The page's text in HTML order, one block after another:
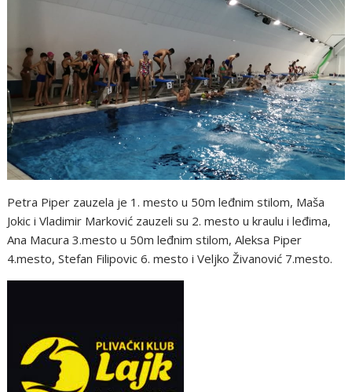
Petra Piper zauzela je 1. mesto u 50m leđnim stilom, Maša
Jokic i Vladimir Marković zauzeli su 2. mesto u kraulu i leđima,
Ana Macura 3.mesto u 50m leđnim stilom, Aleksa Piper
4.mesto, Stefan Filipovic 6. mesto i Veljko Živanović 7.mesto.